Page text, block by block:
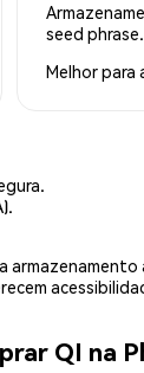
seed phrase.
Melhor para
QI na